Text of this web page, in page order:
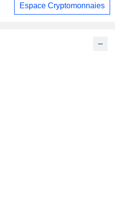
Espace Cryptomonnaies